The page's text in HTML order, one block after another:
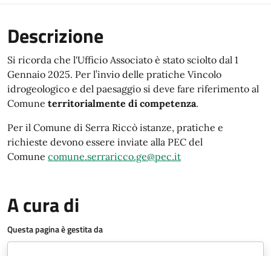
Descrizione
Si ricorda che l'Ufficio Associato è stato sciolto dal 1
Gennaio 2025. Per l’invio delle pratiche Vincolo
idrogeologico e del paesaggio si deve fare riferimento al
Comune territorialmente di competenza.
Per il Comune di Serra Riccò istanze, pratiche e
richieste devono essere inviate alla PEC del
Comune comune.serraricco.ge@pec.it
A cura di
Questa pagina è gestita da